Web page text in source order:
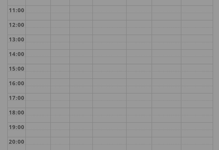
11:00
12:00
13:00
14:00
15:00
16:00
17:00
18:00
19:00
20:00